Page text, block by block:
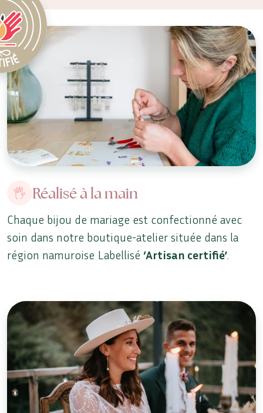
Réalisé à la main
Chaque bijou de mariage est confectionné avec
soin dans notre boutique-atelier située dans la
région namuroise Labellisé ‘Artisan certifié’.